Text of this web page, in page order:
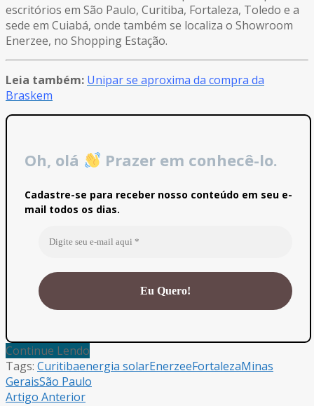
escritórios em São Paulo, Curitiba, Fortaleza, Toledo e a
sede em Cuiabá, onde também se localiza o Showroom
Enerzee, no Shopping Estação.
Leia também: Unipar se aproxima da compra da
Braskem
Oh, olá Prazer em conhecê-lo.
Cadastre-se para receber nosso conteúdo em seu e-
mail todos os dias.
Continue Lendo
Tags: Curitibaenergia solarEnerzeeFortalezaMinas
GeraisSão Paulo
Artigo Anterior